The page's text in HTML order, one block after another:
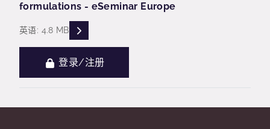
formulations - eSeminar Europe
英语: 4.8 MB READ DESCRIPTIONS
登录/注册